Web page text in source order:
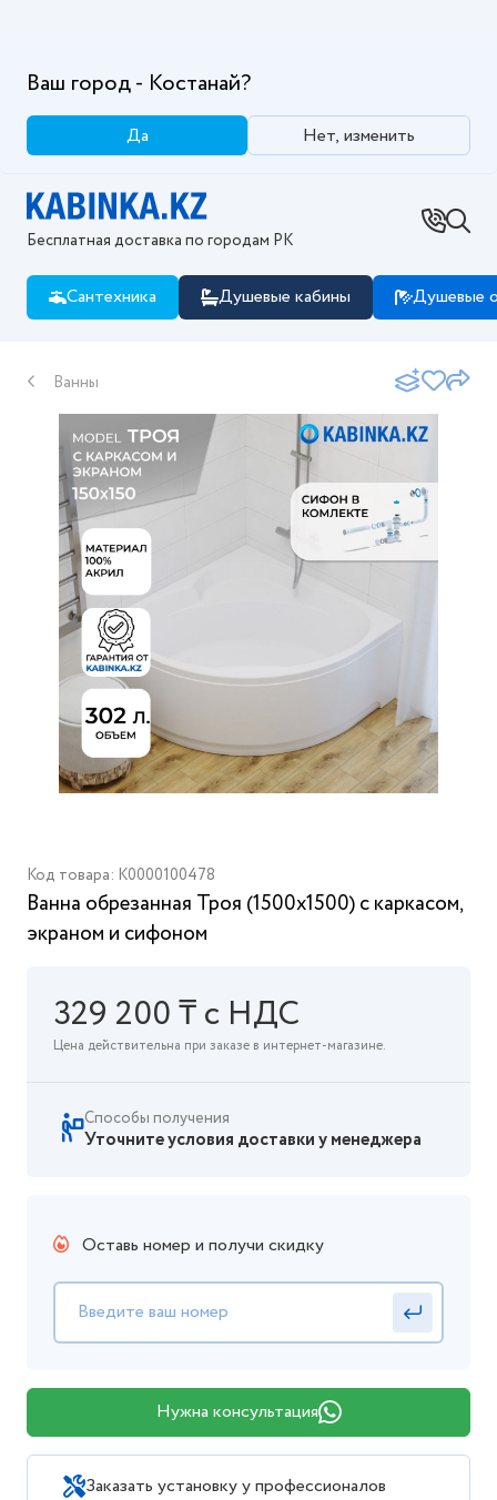
Ваш город - Костанай?
Да Нет, изменить
Бесплатная доставка по городам РК
Сантехника Душевые кабины Душевые
Ванны
Код товара: K0000100478
Ванна обрезанная Троя (1500х1500) с каркасом,
экраном и сифоном
329 200 ₸ с НДС
Цена действительна при заказе в интернет-магазине.
Способы получения
Уточните условия доставки у менеджера
Оставь номер и получи скидку
Нужна консультация
Заказать установку у профессионалов